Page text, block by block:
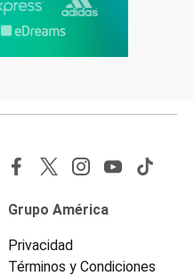
Grupo América
Privacidad
Términos y Condiciones